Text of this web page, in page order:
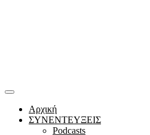
Αρχική
ΣΥΝΕΝΤΕΥΞΕΙΣ
Podcasts